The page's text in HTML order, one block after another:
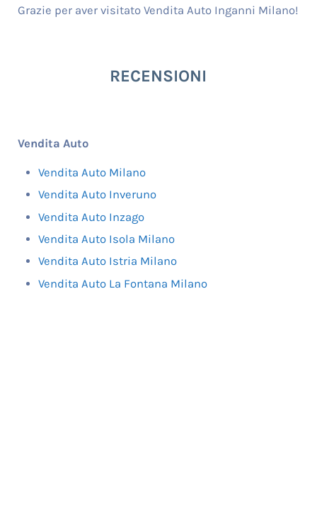
Grazie per aver visitato Vendita Auto Inganni Milano!
RECENSIONI
Vendita Auto
Vendita Auto Milano
Vendita Auto Inveruno
Vendita Auto Inzago
Vendita Auto Isola Milano
Vendita Auto Istria Milano
Vendita Auto La Fontana Milano